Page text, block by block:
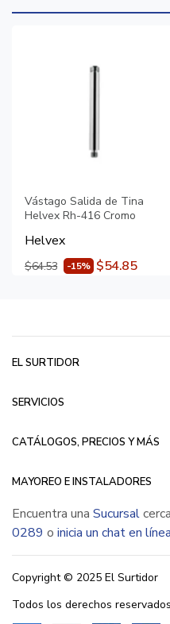
Vástago Salida de Tina
Helvex Rh-416 Cromo
Helvex
$64.53 -15% $54.85
EL SURTIDOR
SERVICIOS
CATÁLOGOS, PRECIOS Y MÁS
MAYOREO E INSTALADORES
Encuentra una Sucursal
0289 o inicia un chat en línea
Copyright © 2025 El Surtidor
Todos los derechos